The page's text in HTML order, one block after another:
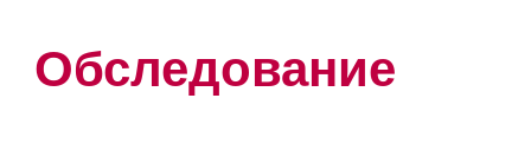
Обследование